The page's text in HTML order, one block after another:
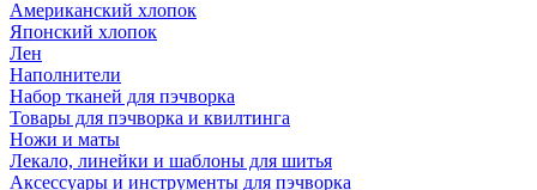
Американский хлопок
Японский хлопок
Лен
Наполнители
Набор тканей для пэчворка
Товары для пэчворка и квилтинга
Ножи и маты
Лекало, линейки и шаблоны для шитья
Аксессуары и инструменты для пэчворка